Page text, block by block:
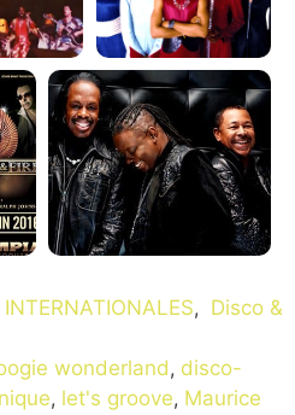
INTERNATIONALES, Disco &
wonderland, disco-
, let's groove, Maurice